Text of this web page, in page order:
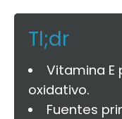
Tl;dr
Vitamina E
oxidativo.
Fuentes